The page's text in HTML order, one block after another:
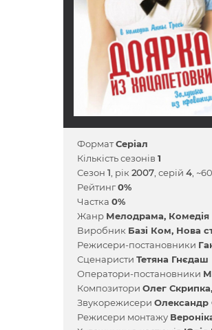
ФорматСеріал
Кількість сезонів 1
Сезон 1 , рік 2007 , серій 4 ,
Рейтинг0%
Частка 0%
Жанр Мелодрама Комедія
Виробник Базі Ком Нова
Режисери-постановники
Сценаристи Тетяна Гнєдаш
Оператори-постановники
Композитори Олег Скрипка
Звукорежисери Олександр
Режисери монтажу